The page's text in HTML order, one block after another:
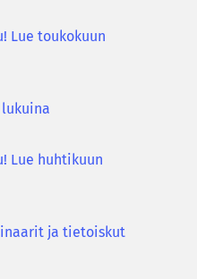
Lue toukokuun
Lue huhtikuun
ja tietoiskut